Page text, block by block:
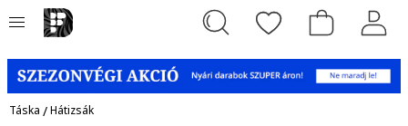
Táska /Hátizsák